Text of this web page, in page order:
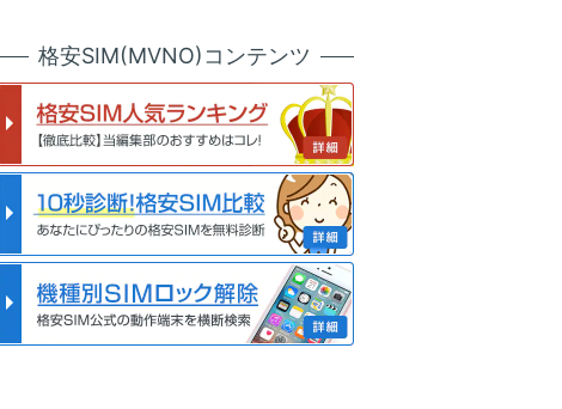
mineo(マイネオ)メールアドレ
ス設定！キャリアメールから変
更も解説
mineo(マイネオ)フリータンク
とは？引き出しルール条件やデ
メリット
mineo(マイネオ)パケットシェ
ア方法は？パケットギフト併用
でお得に
のSIMロック解除方法は？SIM
フリー化＆格安SIM(MVNO)で
使う全手順
au版iPhone 13 ProのSIMロッ
ク解除方法は？SIMフリー化＆
格安SIM(MVNO)で使う全手順
SIMフリー版Redmi 9Tで格安S
IM(MVNO)を使えるか調査した
結果
SoftBank版Xperia 10 VのSIM
ロック解除方法は？SIMフリー
格安SIM(MVNO)コンテンツ